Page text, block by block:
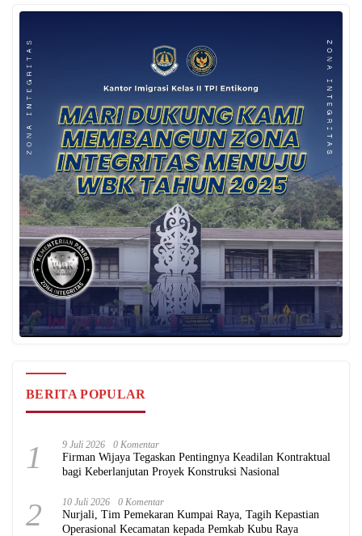
BERITA POPULAR
1 9 Juli 2026 0 Komentar
Firman Wijaya Tegaskan Pentingnya Keadilan Kontraktual
bagi Keberlanjutan Proyek Konstruksi Nasional
2 10 Juli 2026 0 Komentar
Nurjali, Tim Pemekaran Kumpai Raya, Tagih Kepastian
Operasional Kecamatan kepada Pemkab Kubu Raya